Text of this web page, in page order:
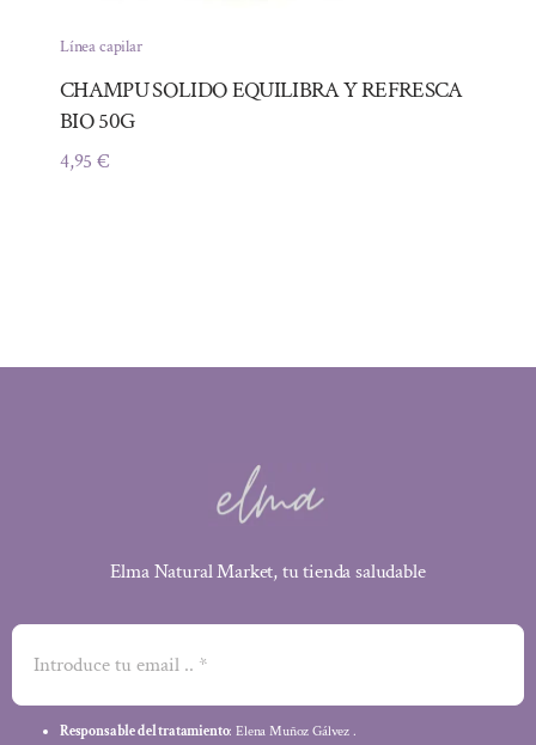
Línea capilar
CHAMPU SOLIDO EQUILIBRA Y REFRESCA
BIO 50G
4,95€
Elma Natural Market, tu tienda saludable
Responsable del tratamiento: Elena Muñoz Gálvez .